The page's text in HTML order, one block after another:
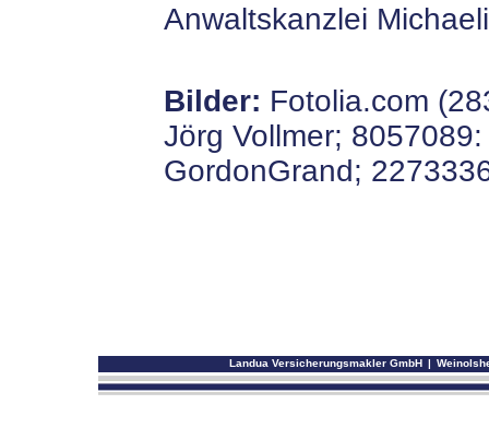
Anwaltskanzlei
Bilder: Fotolia.com
Jörg Vollmer;
GordonGrand;
Landua Versicherungsmakler GmbH |